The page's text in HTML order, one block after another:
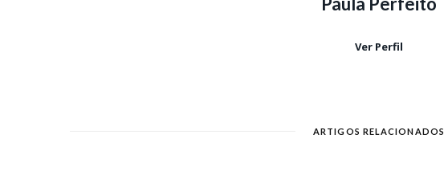
Ver Perfil
ARTIGOS RELACIONADOS